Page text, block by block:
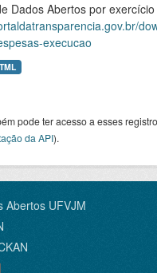
Dados Abertos por
execucao
pode ter acesso a esses
da API).
Abertos UFVJM